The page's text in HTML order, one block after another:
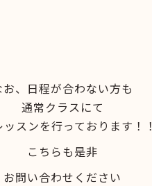
お、日程が合わない方も
通常クラスにて
ッスンを行っております！！
こちらも是非
お問い合わせください